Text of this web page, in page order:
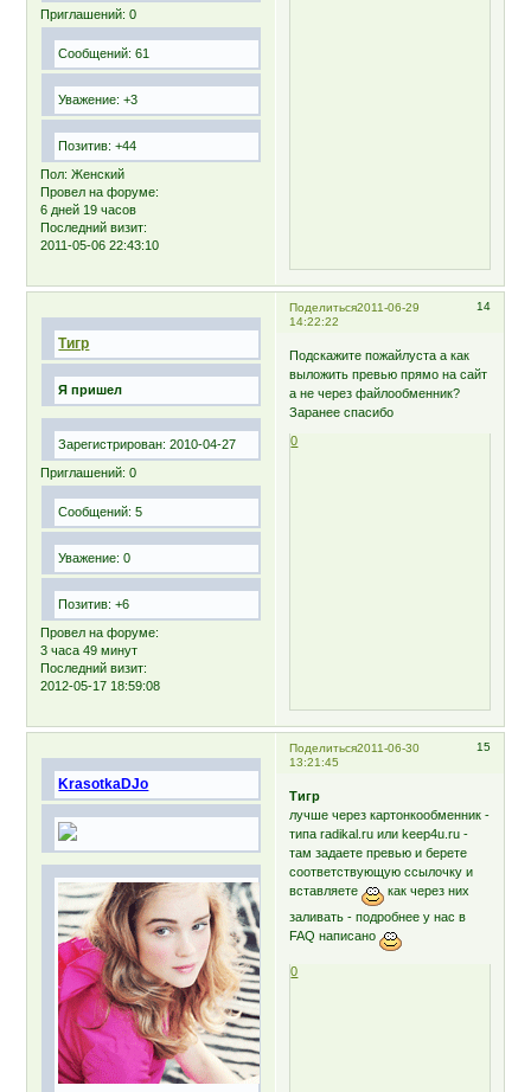
Приглашений: 0
Сообщений: 61
Уважение: +3
Позитив: +44
Пол: Женский
Провел на форуме:
6 дней 19 часов
Последний визит:
2011-05-06 22:43:10
Поделиться 14
2011-06-29
14:22:22
Тигр
Я пришел
Зарегистрирован: 2010-04-27
Приглашений: 0
Сообщений: 5
Уважение: 0
Позитив: +6
Провел на форуме:
3 часа 49 минут
Последний визит:
2012-05-17 18:59:08
Подскажите пожайлуста а как
выложить превью прямо на сайт
а не через файлообменник?
Заранее спасибо
0
Поделиться 15
2011-06-30
13:21:45
KrasotkaDJo
Тигр
лучше через картонкообменник -
типа radikal.ru или keep4u.ru -
там задаете превью и берете
соответствующую ссылочку и
вставляете
как через них
заливать - подробнее у нас в
FAQ написано
0